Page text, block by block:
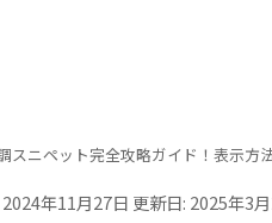
スニペット完全攻略ガイド！表示方
年11月27日 更新日: 2025年3